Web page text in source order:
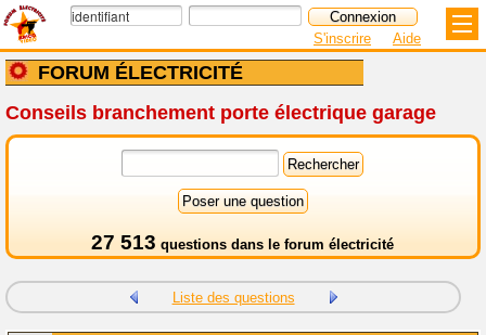
FORUM ÉLECTRICITÉ
S'inscrire Aide
Conseils branchement porte électrique garage
27 513 questions dans le forum électricité
Liste des questions